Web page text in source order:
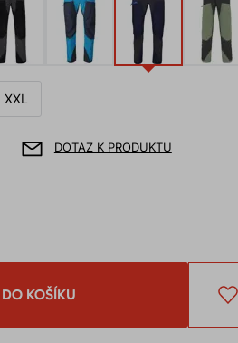
XXL
DOTAZ K PRODUKTU
KOŠÍKU